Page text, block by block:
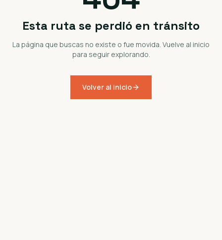
Esta ruta se perdió en tránsito
La página que buscas no existe o fue movida. Vuelve al inicio
para seguir explorando.
Volver al inicio